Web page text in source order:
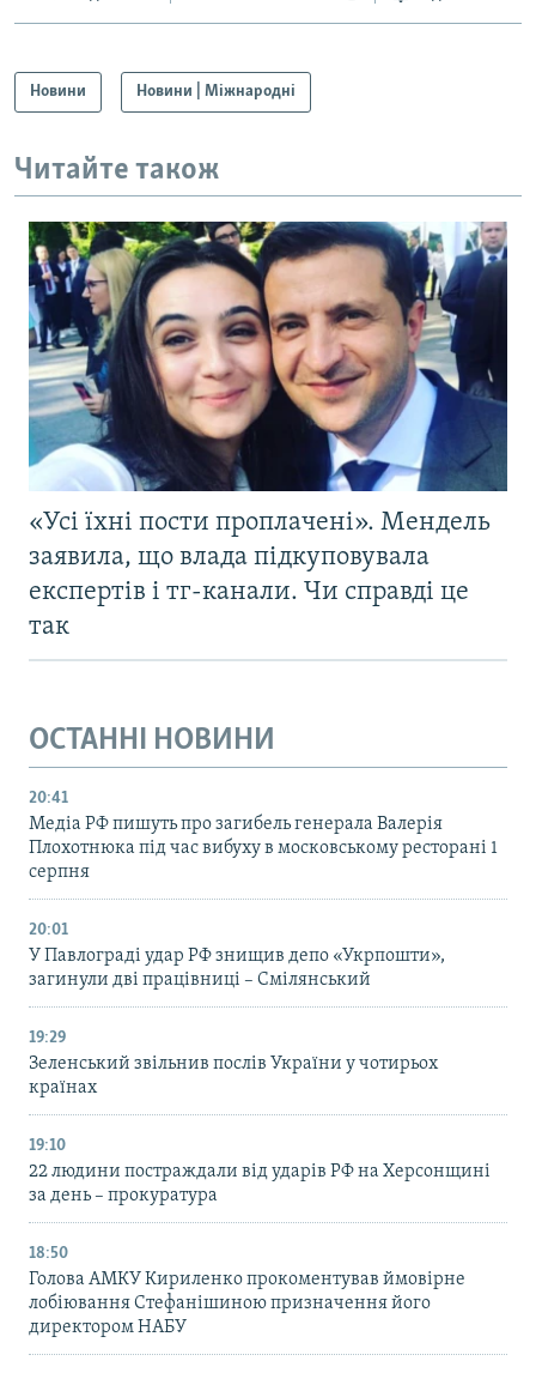
Новини Новини | Міжнародні
Читайте також
«Усі їхні пости проплачені». Мендель
заявила, що влада підкуповувала
експертів і тг-канали. Чи справді це
так
ОСТАННІ НОВИНИ
20:41
Медіа РФ пишуть про загибель генерала Валерія
Плохотнюка під час вибуху в московському ресторані 1
серпня
20:01
У Павлограді удар РФ знищив депо «Укрпошти»,
загинули дві працівниці – Смілянський
19:29
Зеленський звільнив послів України у чотирьох
країнах
19:10
22 людини постраждали від ударів РФ на Херсонщині
за день – прокуратура
18:50
Голова АМКУ Кириленко прокоментував ймовірне
лобіювання Стефанішиною призначення його
директором НАБУ